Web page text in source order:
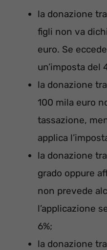
la donazione
figli non va
euro. Se
un’imposta del
la donazione
100 mila euro
tassazione,
applica
la donazione
grado oppure
non prevede
l’applicazione
6%;
la donazione